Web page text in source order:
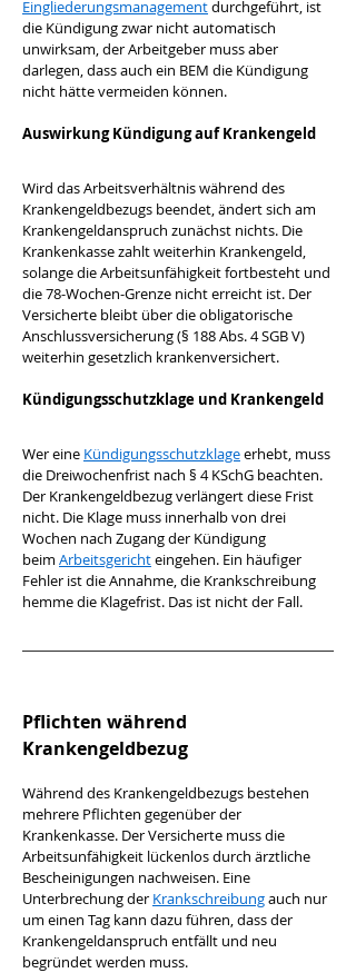
Eingliederungsmanagement durchgeführt, ist
die Kündigung zwar nicht automatisch
unwirksam, der Arbeitgeber muss aber
darlegen, dass auch ein BEM die Kündigung
nicht hätte vermeiden können.
Auswirkung Kündigung auf Krankengeld
Wird das Arbeitsverhältnis während des
Krankengeldbezugs beendet, ändert sich am
Krankengeldanspruch zunächst nichts. Die
Krankenkasse zahlt weiterhin Krankengeld,
solange die Arbeitsunfähigkeit fortbesteht und
die 78-Wochen-Grenze nicht erreicht ist. Der
Versicherte bleibt über die obligatorische
Anschlussversicherung (§ 188 Abs. 4 SGB V)
weiterhin gesetzlich krankenversichert.
Kündigungsschutzklage und Krankengeld
Wer eine Kündigungsschutzklage erhebt, muss
die Dreiwochenfrist nach § 4 KSchG beachten.
Der Krankengeldbezug verlängert diese Frist
nicht. Die Klage muss innerhalb von drei
Wochen nach Zugang der Kündigung
beim Arbeitsgericht eingehen. Ein häufiger
Fehler ist die Annahme, die Krankschreibung
hemme die Klagefrist. Das ist nicht der Fall.
Pflichten während
Krankengeldbezug
Während des Krankengeldbezugs bestehen
mehrere Pflichten gegenüber der
Krankenkasse. Der Versicherte muss die
Arbeitsunfähigkeit lückenlos durch ärztliche
Bescheinigungen nachweisen. Eine
Unterbrechung der Krankschreibung auch nur
um einen Tag kann dazu führen, dass der
Krankengeldanspruch entfällt und neu
begründet werden muss.